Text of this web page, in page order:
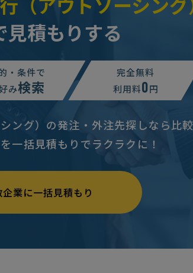
見積もりする
・条件で
み検索
完全無料
利用料0円
ング）の発注・外注先探しなら比較
一括見積もりでラクラクに！
企業に一括見積もり